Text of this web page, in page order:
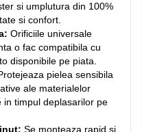
si umplutura din 100%
si confort.
Orificiile universale
o fac compatibila cu
disponibile pe piata.
pielea sensibila
ale materialelor
in timpul deplasarilor pe
Se monteaza rapid si